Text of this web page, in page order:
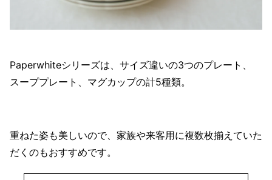
Paperwhiteシリーズは、サイズ違いの3つのプレート、
スーププレート、マグカップの計5種類。
重ねた姿も美しいので、家族や来客用に複数枚揃えていた
だくのもおすすめです。